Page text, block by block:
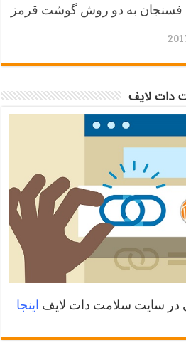
فسنجان به دو روش گوشت قرمز
دات لایف
در سایت سلامت دات لایف اینجا